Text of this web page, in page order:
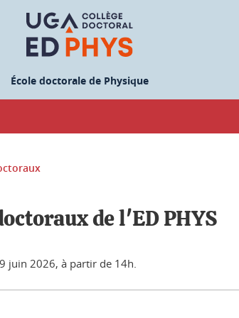
École doctorale de Physique
de l'ED PHYS
juin 2026, à partir de 14h.